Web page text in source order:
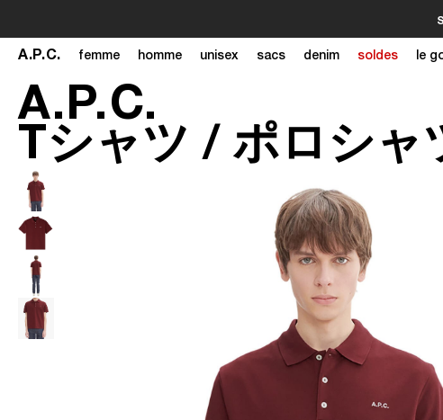
A.P.C. femme homme unisex sacs denim soldes le
A.P.C.
Tシャツ / ポロシャ